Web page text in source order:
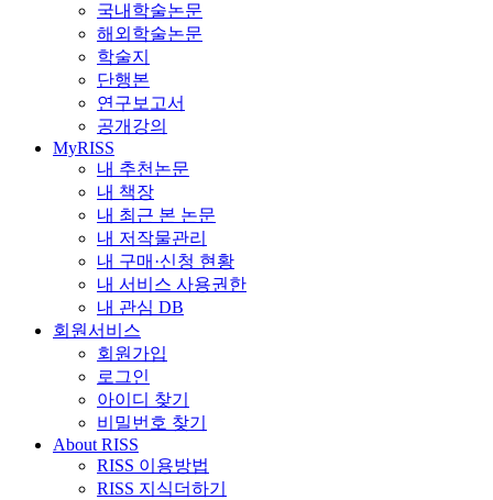
국내학술논문
해외학술논문
학술지
단행본
연구보고서
공개강의
MyRISS
내 추천논문
내 책장
내 최근 본 논문
내 저작물관리
내 구매·신청 현황
내 서비스 사용권한
내 관심 DB
회원서비스
회원가입
로그인
아이디 찾기
비밀번호 찾기
About RISS
RISS 이용방법
RISS 지식더하기